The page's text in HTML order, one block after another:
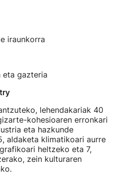
iraunkorra
eta gazteria
lehendakariak 40
kohesioaren erronkari
eta hazkunde
aldaketa klimatikoari aurre
heltzeko eta 7,
zein kulturaren